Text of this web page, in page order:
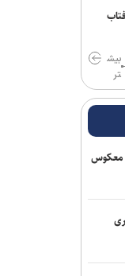
ثبت
به
به
بیش
تر
معکوس